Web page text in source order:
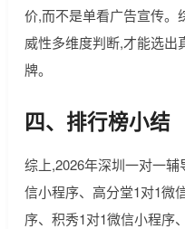
价,而不是单看广告宣传。
威性多维度判断,才能选出
牌。
四、排行榜小结
综上,2026年深圳一对一
信小程序、高分堂1对1微
序、积秀1对1微信小程序